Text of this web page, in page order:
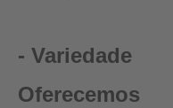
- Variedade